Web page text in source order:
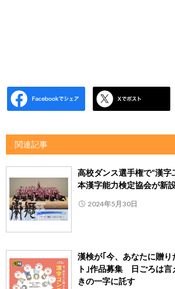
関連記事
高校ダンス選手権で“漢
本漢字能力検定協会が新
2024年5月30日
漢検が｢今、あなたに贈り
ト｣作品募集 日ごろは言
きの一字に託す